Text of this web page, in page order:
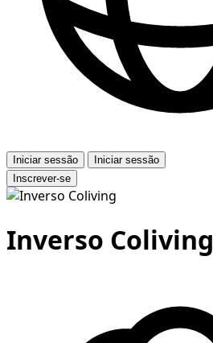
Iniciar sessão
Iniciar sessão
Inscrever-se
Inverso Coliving